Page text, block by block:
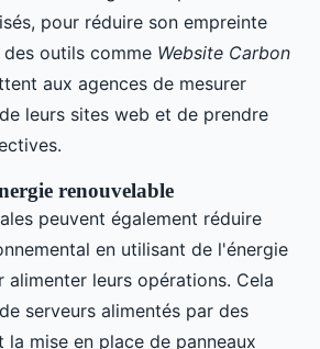
pour réduire son empreinte
outils comme Website Carbon
aux agences de mesurer
leurs sites web et de prendre
renouvelable
peuvent également réduire
en utilisant de l'énergie
alimenter leurs opérations. Cela
serveurs alimentés par des
la mise en place de panneaux